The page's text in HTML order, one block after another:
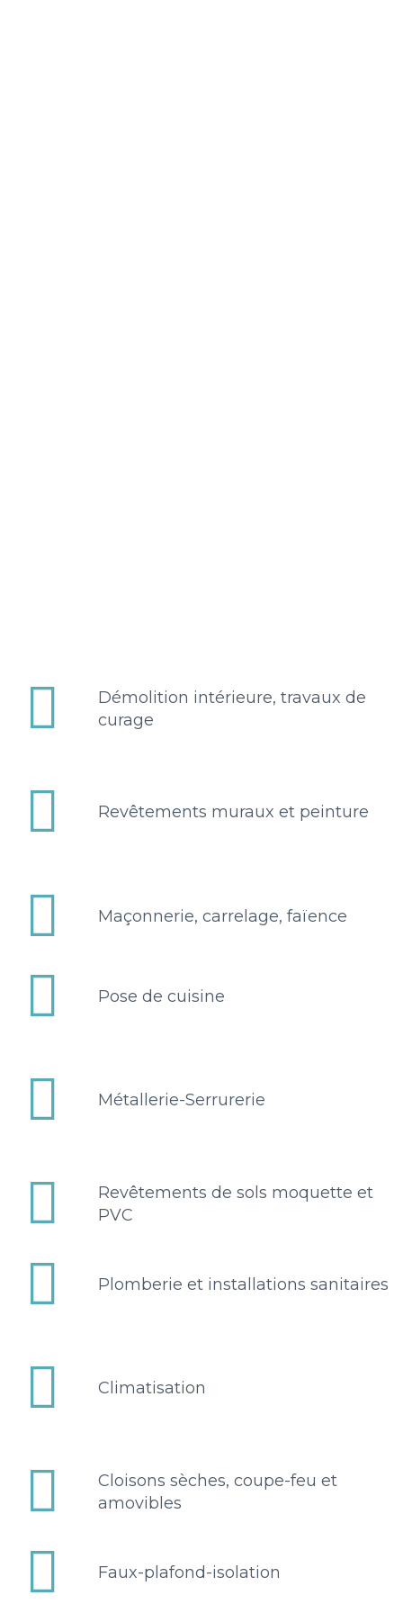


Démolition intérieure, travaux de
curage

 Revêtements muraux et peinture

 Maçonnerie, carrelage, faïence

 Pose de cuisine

 Métallerie-Serrurerie


Revêtements de sols moquette et
PVC

 Plomberie et installations sanitaires

 Climatisation


Cloisons sèches, coupe-feu et
amovibles

 Faux-plafond-isolation